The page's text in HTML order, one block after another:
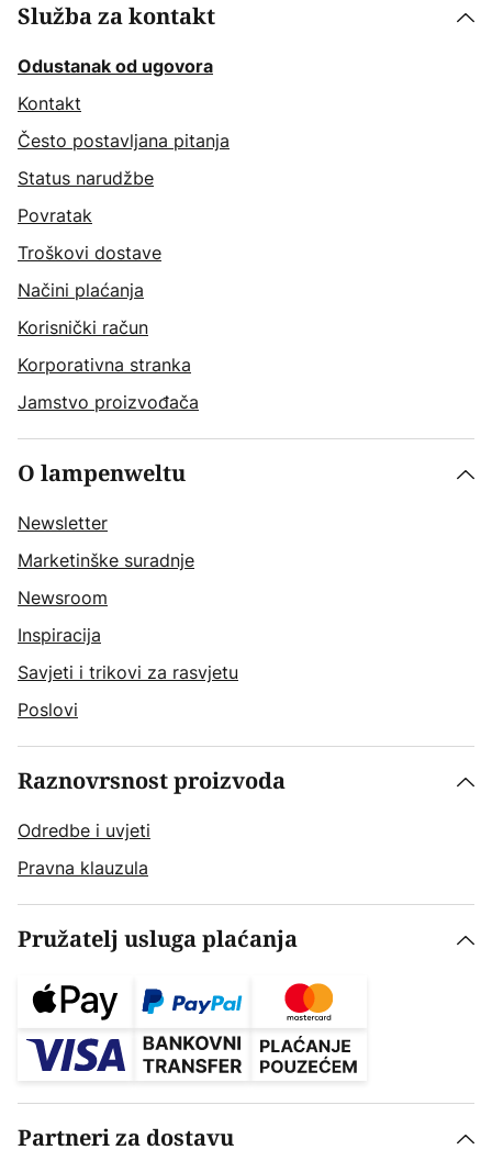
Služba za kontakt
Odustanak od ugovora
Kontakt
Često postavljana pitanja
Status narudžbe
Povratak
Troškovi dostave
Načini plaćanja
Korisnički račun
Korporativna stranka
Jamstvo proizvođača
O lampenweltu
Newsletter
Marketinške suradnje
Newsroom
Inspiracija
Savjeti i trikovi za rasvjetu
Poslovi
Raznovrsnost proizvoda
Odredbe i uvjeti
Pravna klauzula
Pružatelj usluga plaćanja
Partneri za dostavu